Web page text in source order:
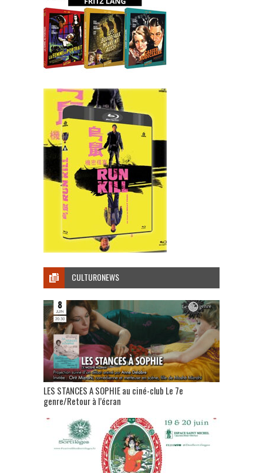
CULTURONEWS
LES STANCES A SOPHIE au ciné-club Le 7e
genre/Retour à l’écran